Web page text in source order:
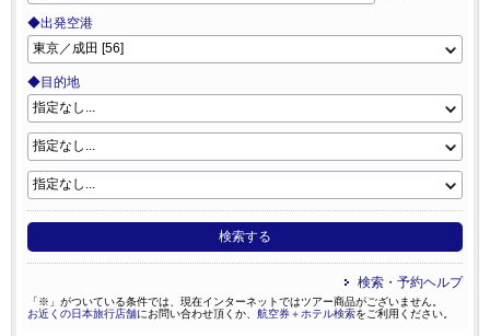
◆出発空港
◆目的地
検索する
検索・予約ヘルプ
「※」がついている条件では、現在インターネットではツアー商品がございません。
お近くの日本旅行店舗にお問い合わせ頂くか、 航空券＋ホテル検索をご利用ください。